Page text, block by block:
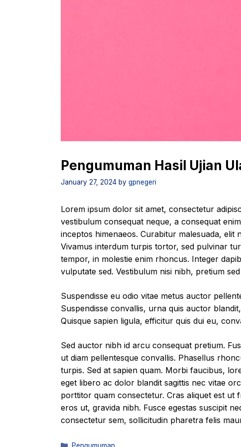
Pengumuman Hasil Ujian
January 27, 2024 by gpnegeri
Lorem ipsum dolor sit amet, consectetur
vestibulum consequat neque, a consequat
inceptos himenaeos. Curabitur malesuada,
Vivamus interdum turpis tortor, sed pulvinar
tempor, in molestie enim rhoncus. Integer
vulputate sed. Vestibulum nisi nibh, pretium
Suspendisse eu odio vitae metus auctor
Suspendisse convallis, urna quis auctor
Quisque sapien ligula, efficitur quis dui eu,
Sed auctor nibh id arcu consequat pretium.
ut diam pellentesque convallis. Phasellus
turpis. Sed at sapien quam. Morbi faucibus,
eget libero ac dolor blandit sagittis nec vitae
porttitor quam consectetur. Cras aliquet est ut
eros ut, gravida nibh. Fusce egestas suscipit
consectetur sem, sollicitudin pharetra felis
Categories
Pengumuman